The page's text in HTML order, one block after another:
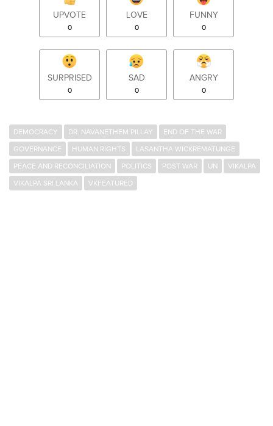
UPVOTE
0
LOVE
0
FUNNY
0
SURPRISED
0
SAD
0
ANGRY
0
DEMOCRACY DR. NAVANETHEM PILLAY
END OF THE WAR
GOVERNANCE
HUMAN RIGHTS
LASANTHA WICKREMATUNGE
PEACE AND RECONCILIATION
POLITICS POST WAR UN
VIKALPA
VIKALPA SRI LANKA
VKFEATURED